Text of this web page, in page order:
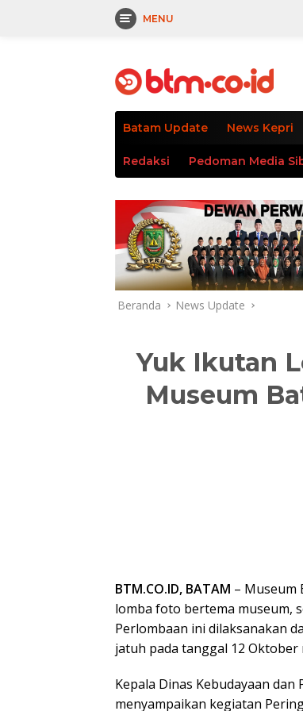
MENU
Batam Update News Kepri
Redaksi Pedoman Media
Beranda News Update
Yuk Ikutan
Museum
BTM.CO.ID, BATAM – Museum
lomba foto bertema museum,
Perlombaan ini dilaksanakan
jatuh pada tanggal 12 Oktober
Kepala Dinas Kebudayaan
menyampaikan kegiatan